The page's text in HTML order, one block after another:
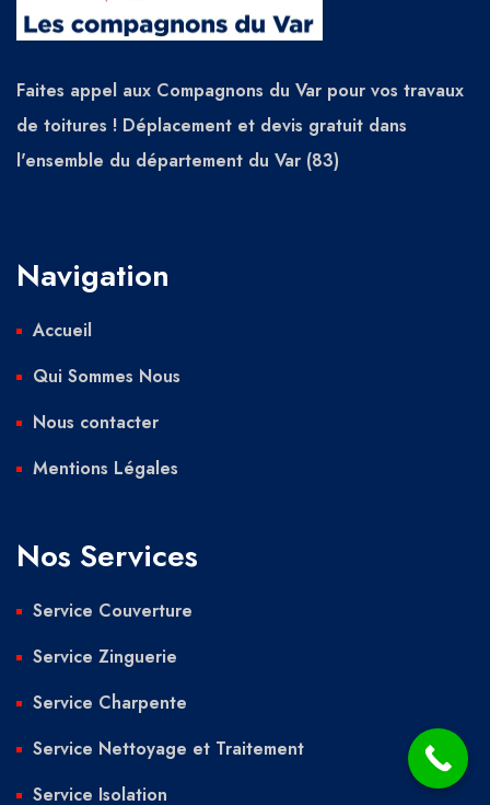
Faites appel aux Compagnons du Var pour vos travaux
de toitures ! Déplacement et devis gratuit dans
l'ensemble du département du Var (83)
Navigation
Accueil
Qui Sommes Nous
Nous contacter
Mentions Légales
Nos Services
Service Couverture
Service Zinguerie
Service Charpente
Service Nettoyage et Traitement
Service Isolation